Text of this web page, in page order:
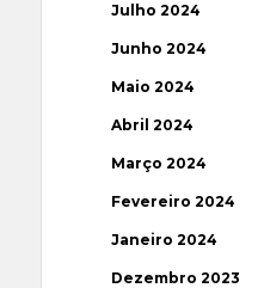
Julho 2024
Junho 2024
Maio 2024
Abril 2024
Março 2024
Fevereiro 2024
Janeiro 2024
Dezembro 2023